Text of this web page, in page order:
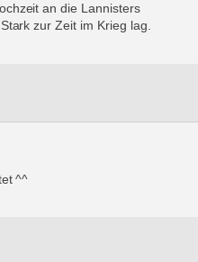
an die Lannisters
zur Zeit im Krieg lag.
^^